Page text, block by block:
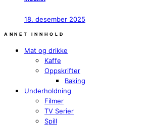
18. desember 2025
ANNET INNHOLD
Mat og drikke
Kaffe
Oppskrifter
Baking
Underholdning
Filmer
TV Serier
Spill